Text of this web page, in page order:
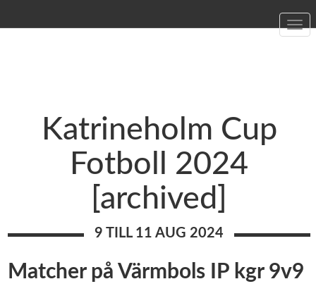
Katrineholm Cup
Fotboll 2024
[archived]
9 TILL 11 AUG 2024
Matcher på Värmbols IP kgr 9v9